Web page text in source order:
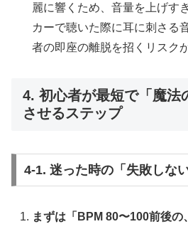
麗に響くため、音量を上げす
カーで聴いた際に耳に刺さる
者の即座の離脱を招くリスク
4. 初心者が最短で「魔法
させるステップ
4-1. 迷った時の「失敗しな
まずは「BPM 80〜100前後